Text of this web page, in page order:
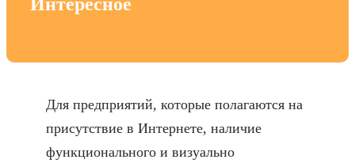
Интересное
Для предприятий, которые полагаются на
присутствие в Интернете, наличие
функционального и визуально